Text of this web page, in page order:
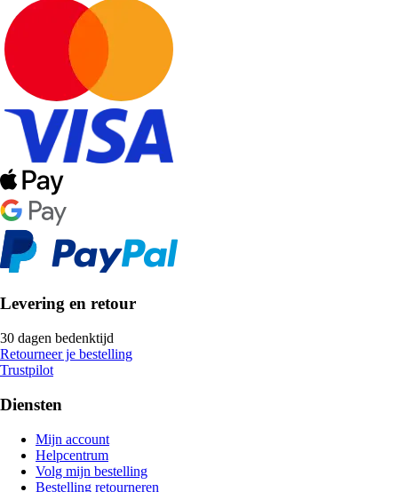
Levering en retour
30 dagen bedenktijd
Retourneer je bestelling
Trustpilot
Diensten
Mijn account
Helpcentrum
Volg mijn bestelling
Bestelling retourneren